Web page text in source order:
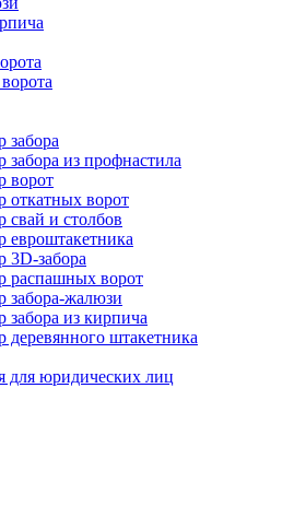
забора
забора из профнастила
ворот
откатных ворот
свай и столбов
евроштакетника
3D-забора
распашных ворот
забора-жалюзи
забора из кирпича
деревянного штакетника
для юридических лиц